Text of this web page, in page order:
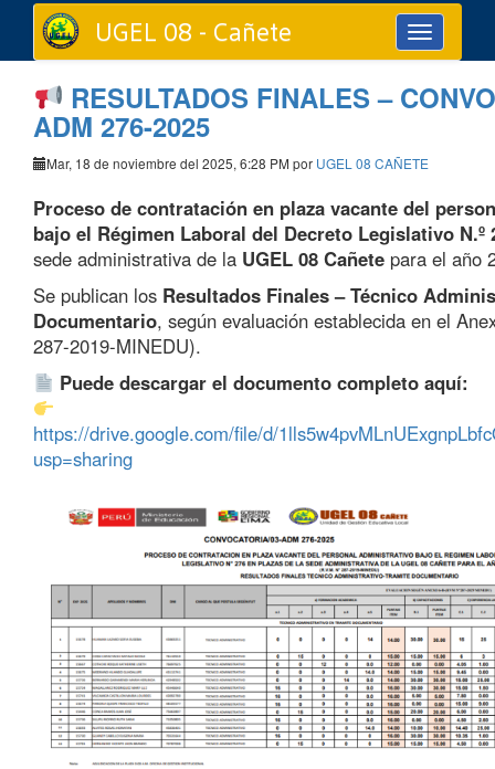
Toggle
navigation
UGEL 08 - Cañete
RESULTADOS FINALES –
ADM 276-2025
Mar, 18 de noviembre del 2025, 6:28 PM por UGEL 08 CAÑETE
Proceso de contratación en plaza vacante del
bajo el Régimen Laboral del Decreto Legislativo N.º
sede administrativa de la UGEL 08 Cañete para el año
Se publican los Resultados Finales – Técnico
Documentario, según evaluación establecida en el
287-2019-MINEDU).
Puede descargar el documento completo aquí:
https://drive.google.com/file/d/
usp=sharing